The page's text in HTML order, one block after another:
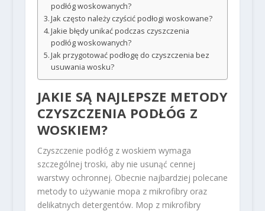
podłóg woskowanych?
Jak często należy czyścić podłogi woskowane?
Jakie błędy unikać podczas czyszczenia
podłóg woskowanych?
Jak przygotować podłogę do czyszczenia bez
usuwania wosku?
JAKIE SĄ NAJLEPSZE METODY
CZYSZCZENIA PODŁÓG Z
WOSKIEM?
Czyszczenie podłóg z woskiem wymaga
szczególnej troski, aby nie usunąć cennej
warstwy ochronnej. Obecnie najbardziej polecane
metody to używanie mopa z mikrofibry oraz
delikatnych detergentów. Mop z mikrofibry